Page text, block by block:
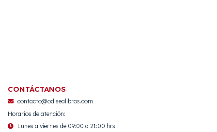
CONTÁCTANOS
contacto@odisealibros.com
Horarios de atención:
Lunes a viernes de 09:00 a 21:00 hrs.